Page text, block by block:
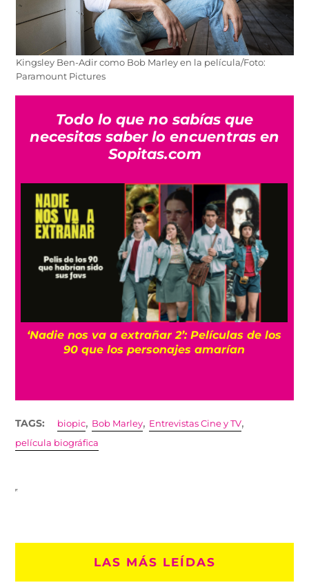
Kingsley Ben-Adir como Bob Marley en la película/Foto:
Paramount Pictures
Todo lo que no sabías que
necesitas saber lo encuentras en
Sopitas.com
‘Nadie nos va a extrañar 2’: Películas de los
90 que los personajes amarían
TAGS: biopic, Bob Marley, Entrevistas Cine y TV,
película biográfica
LAS MÁS LEÍDAS